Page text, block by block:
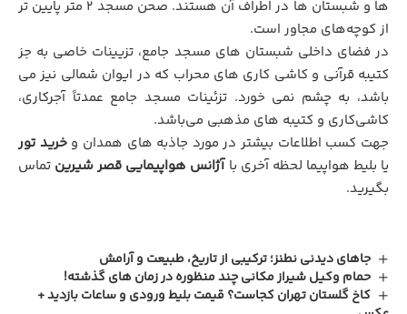
ها و شبستان ها در اطراف آن هستند. صحن مسجد ۲ متر پایین تر
از کوچه‌های مجاور است.
در فضای داخلی شبستان های مسجد جامع، تزیینات خاصی به جز
کتیبه قرآنی و کاشی کاری های محراب که در ایوان شمالی نیز می
باشد، به چشم نمی خورد. تزئینات مسجد جامع عمدتاً آجرکاری،
کاشی‌کاری و کتیبه های مذهبی می‌باشد.
جهت کسب اطلاعات بیشتر در مورد جاذبه های همدان و خرید تور
یا بلیط هواپیما لحظه آخری باآژانس هواپیمایی قصر شیرین تماس
بگیرید.
جاهای دیدنی نطنز؛ ترکیبی از تاریخ، طبیعت و آرامش
حمام وکیل شیراز مکانی چند منظوره در زمان‌ های گذشته!
کاخ گلستان تهران کجاست؟ قیمت بلیط ورودی و ساعات بازدید +